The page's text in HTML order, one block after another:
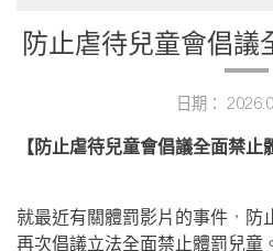
防止虐待兒童會倡議
日期：
【防止虐待兒童會倡議全面禁止
就最近有關體罰影片的事件，防
再次倡議立法全面禁止體罰兒童